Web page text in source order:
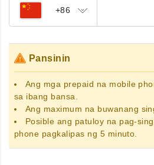
+86
Pansinin
Ang mga prepaid na mobile
sa ibang bansa.
Ang maximum na buwanang
Posible ang patuloy na pag-
phone pagkalipas ng 5 minuto.